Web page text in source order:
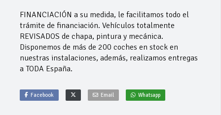
FINANCIACIÓN a su medida, le facilitamos todo el
trámite de financiación. Vehículos totalmente
REVISADOS de chapa, pintura y mecánica.
Disponemos de más de 200 coches en stock en
nuestras instalaciones, además, realizamos entregas
a TODA España.
Facebook Email Whatsapp